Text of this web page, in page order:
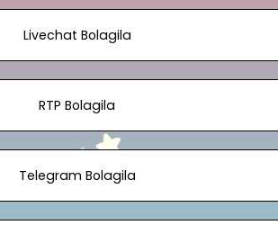
Livechat Bolagila
RTP Bolagila
Telegram Bolagila